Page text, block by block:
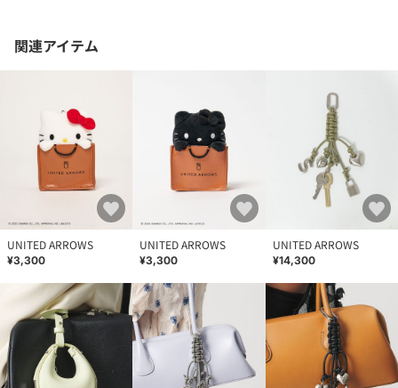
関連アイテム
UNITED ARROWS
¥3,300
UNITED ARROWS
¥3,300
UNITED ARROWS
¥14,300